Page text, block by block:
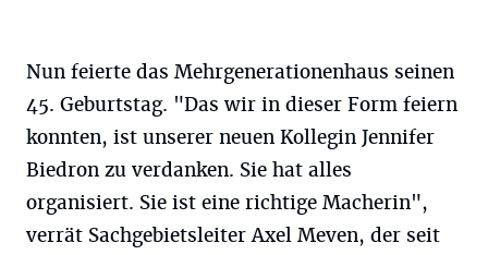
Nun feierte das Mehrgenerationenhaus seinen
45. Geburtstag. "Das wir in dieser Form feiern
konnten, ist unserer neuen Kollegin Jennifer
Biedron zu verdanken. Sie hat alles
organisiert. Sie ist eine richtige Macherin",
verrät Sachgebietsleiter Axel Meven, der seit